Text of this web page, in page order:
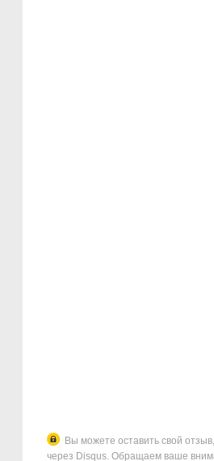
Вы можете оставить свой
через Disqus. Обращаем ваше